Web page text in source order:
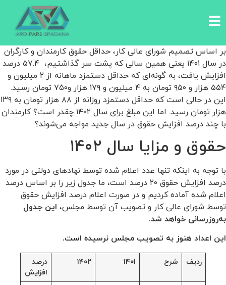
بر اساس تصمیم شورای عالی کار، حداقل حقوق کارمندان و کارگران
در سال ۱۴۰۱ یعنی همین سالی که پشت سر گذاشتیم، ۵۷.۴ درصد
افزایش یافت، به گونه‌ای که حداقل دستمزد ماهانه از ۲ میلیون و
۵۵۴ هزار و ۹۵۰ تومان به ۴ میلیون و ۱۷۹ هزار و۷۵۰ تومان رسید.
این در حالی است که حداقل دستمزد روزانه از ۸۸ هزار تومان به ۱۳۹
هزار تومان رسید. اما این مبلغ برای سال ۱۴۰۲ چقدر است؟ کارمندان
با چند درصد افزایش حقوق در سال جدید مواجه می‌شوند؟.
حقوق و مزایا سال ۱۴۰۲
با توجه به اینکه تنها عدد اعلام شده توسط نهادهای دولتی در مورد
درصد افزایش حقوق ۲۰ درصد است، ما جدول زیر را بر اساس درصد
اعلام شده آماده کردیم و در صورت اعلام درصد افزایش حقوق
توسط شورای عالی کار و تصویب آن توسط مجلس، این جدول
به‌روزرسانی خواهد شد.
این اعداد هنوز به تصویب مجلس نرسیده است.
ردیف شرح ۱۴۰۱ ۱۴۰۲
درصد
افزایش